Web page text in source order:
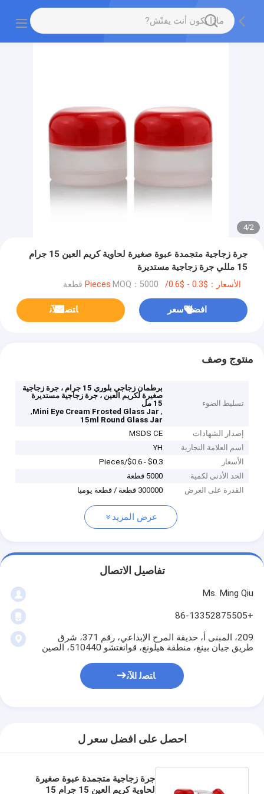
2
/
4
جرة زجاجية متجمدة عبوة صغيرة لحاوية كريم العين 15 جرام
15 مللي جرة زجاجية مستديرة
الأسعار：$0.3 - $0.6/Pieces MOQ：5000 قطعة
افضل سعر ﺎﺘﺼﻟ ﺍﻶﻧ
منتوج وصف
تسليط الضوء
برطمان زجاجي بلوري 15 جرام ، جرة زجاجية
صغيرة لكريم العين ، جرة زجاجية مستديرة
15 مل
,
Mini Eye Cream Frosted Glass Jar
,
15ml Round Glass Jar
إصدار الشهادات
MSDS CE
اسم العلامة التجارية
YH
الأسعار
$0.3 - $0.6/Pieces
الحد الأدنى لكمية
5000 قطعة
القدرة على العرض
300000 قطعة / قطعة يوميا
عرض المزيد
تفاصيل الاتصال
Ms. Ming Qiu
+86-13352875505
209، المبنى أ، حديقة المرح الإبداعي، رقم 371، شرق
طريق جيان بينغ، منطقة هيلونغ، قوانغتشو 510440، الصين
ﺎﺘﺼﻟ ﺍﻶﻧ
احصل على افضل سعر ل
جرة زجاجية متجمدة عبوة صغيرة
لحاوية كريم العين 15 جرام 15